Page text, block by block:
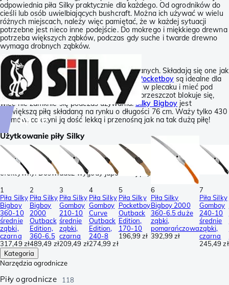
odpowiednia piła Silky praktycznie dla każdego. Od ogrodników do
cieśli lub osób uwielbiających bushcraft. Można ich używać w wielu
różnych miejscach, należy więc pamiętać, że w każdej sytuacji
potrzebne jest nieco inne podejście. Do mokrego i miękkiego drewna
potrzeba większych ząbków, podczas gdy suche i twarde drewno
wymaga drobnych ząbków.
Piły Silky Pocketboy
Marka Silky znana jest ze swoich pił składanych. Składają się one jak
noże kieszonkowe. Dzięki temu piły Silky Pocketboy są idealne dla
bushcrafterów. Można z łatwością nosić ją w plecaku i mieć pod
ręką, kiedy potrzebna. W pozycji otwartej brzeszczot blokuje się,
więc nie zamknie się podczas używania. Silky Bigboy jest
największą piłą składaną na rynku o długości 76 cm. Waży tylko 430
gramów, co czyni ją dość lekką i przenośną jak na tak dużą piłę!
Użytkowanie piły Silky
Brzeszczot piły Silky jest generalnie o wiele twardszy niż
tradycyjnych pił ogrodowych. W rezultacie trzeba o niego trochę
bardziej dbać. Kiedy o niego zadbasz, zauważysz, że jest bardzo
efektywny! Doświadcz wygody japońskiej piły!
Top 10
1
Piła Silky
Bigboy
360-10
średnie
ząbki,
czarna
317,49 zł
2
Piła Silky
Bigboy
2000
Outback
Edition,
360-6.5
489,49 zł
3
Piła Silky
Gomboy
210-10
średnie
ząbki,
czarna
209,49 zł
4
Piła Silky
Gomboy
Curve
Outback
Edition,
240-8
274,99 zł
5
Piła Silky
Pocketboy
Outback
Edition,
170-10
196,99 zł
6
Piła Silky
Bigboy 2000
360-6.5 duże
ząbki,
pomarańczowa
392,99 zł
7
Piła Silky
Gomboy
240-10
średnie
ząbki,
czarna
245,49 zł
Kategoria
Narzędzia ogrodnicze
Piły ogrodnicze 118